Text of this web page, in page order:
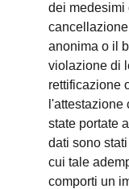
dei medesimi
anonima o il
violazione di
rettificazione
state portate
dati sono
cui tale
comporti un